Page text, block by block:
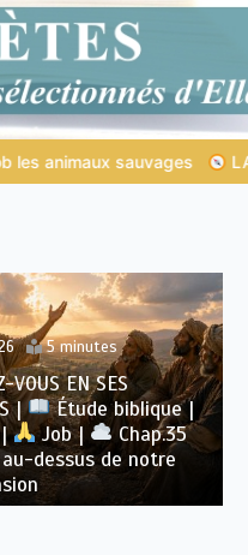
POUR TON QUOTIDIEN |
5 minutes
VOUS EN SES
|
Étude biblique |
|
Job |
Chap.35
dessus de notre